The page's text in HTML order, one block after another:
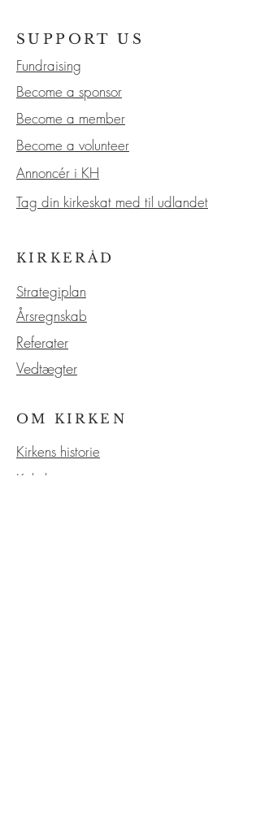
SUPPORT US
Fundraising
Become a sponsor
Become a member
Become a volunteer
Annoncér i KH
Tag din kirkeskat med til udlandet
KIRKERÅD
Strategiplan
Årsregnskab
Referater
Vedtægter
OM KIRKEN
Kirkens historie
Kirkeligt